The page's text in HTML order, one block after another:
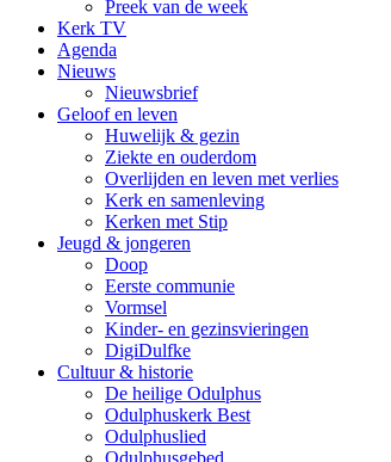
Preek van de week
Kerk TV
Agenda
Nieuws
Nieuwsbrief
Geloof en leven
Huwelijk & gezin
Ziekte en ouderdom
Overlijden en leven met verlies
Kerk en samenleving
Kerken met Stip
Jeugd & jongeren
Doop
Eerste communie
Vormsel
Kinder- en gezinsvieringen
DigiDulfke
Cultuur & historie
De heilige Odulphus
Odulphuskerk Best
Odulphuslied
Odulphusgebed